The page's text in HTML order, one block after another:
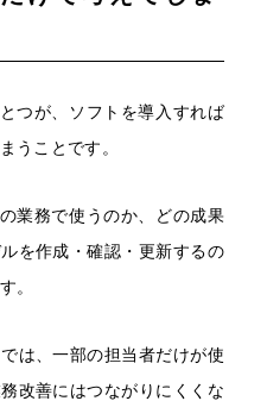
つが、ソフトを導入すれば
うことです。
業務で使うのか、どの成果
を作成・確認・更新するの
。
は、一部の担当者だけが使
改善にはつながりにくくな